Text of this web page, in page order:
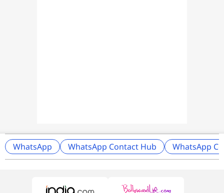
WhatsApp WhatsApp Contact Hub WhatsApp